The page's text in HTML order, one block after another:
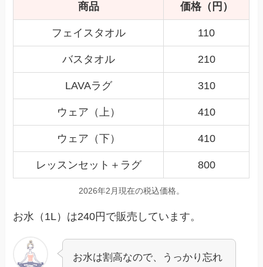
商品 価格（円）
フェイスタオル 110
バスタオル 210
LAVAラグ 310
ウェア（上） 410
ウェア（下） 410
レッスンセット＋ラグ 800
2026年2月現在の税込価格。
お水（1L）は240円で販売しています。
お水は割高なので、うっかり忘れ